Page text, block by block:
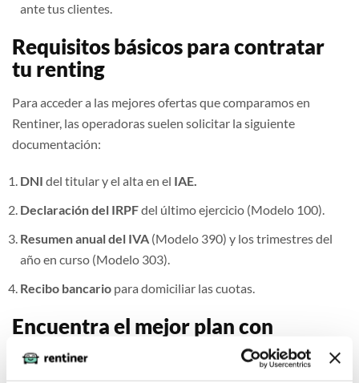
ante tus clientes.
Requisitos básicos para contratar
tu renting
Para acceder a las mejores ofertas que comparamos en
Rentiner, las operadoras suelen solicitar la siguiente
documentación:
DNI del titular y el alta en el IAE.
Declaración del IRPFdel último ejercicio (Modelo 100).
Resumen anual del IVA (Modelo 390) y los trimestres del
año en curso (Modelo 303).
Recibo bancario para domiciliar las cuotas.
Encuentra el mejor plan con
Rentiner